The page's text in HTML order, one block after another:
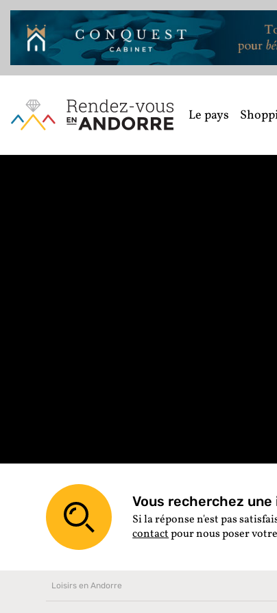
Le pays
Vous recherchez une
Si la réponse n'est pas
contactpour nous poser
Loisirs en Andorre